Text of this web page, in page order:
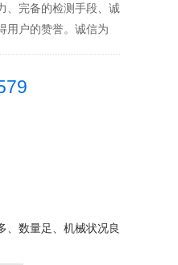
、完备的检测手段、诚
用户的赞誉。诚信为
、数量足、机械状况良